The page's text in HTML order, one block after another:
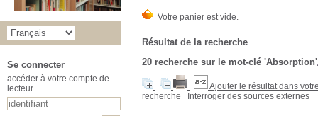
Résultat de la recherche
20 recherche sur le mot-clé 'Absorption'
Ajouter le résultat dans
recherche
Interroger des sources externes
Se connecter
accéder à votre compte de
lecteur